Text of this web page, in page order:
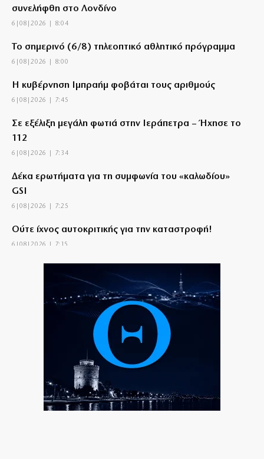
συνελήφθη στο Λονδίνο
6|08|2026 | 8:04
Το σημερινό (6/8) τηλεοπτικό αθλητικό πρόγραμμα
6|08|2026 | 8:00
Η κυβέρνηση Ιμπραήμ φοβάται τους αριθμούς
6|08|2026 | 7:45
Σε εξέλιξη μεγάλη φωτιά στην Ιεράπετρα – Ήχησε το
112
6|08|2026 | 7:34
Δέκα ερωτήματα για τη συμφωνία του «καλωδίου»
GSI
6|08|2026 | 7:25
Ούτε ίχνος αυτοκριτικής για την καταστροφή!
6|08|2026 | 7:15
Καύσωνας και ισχυροί άνεμοι σήμερα: Red Code για
Εορτολόγιο 6 Αυγούστου: Δείτε ποιοι γιορτάζουν
6|08|2026 | 6:45
Πέμπτη 06/08/2026